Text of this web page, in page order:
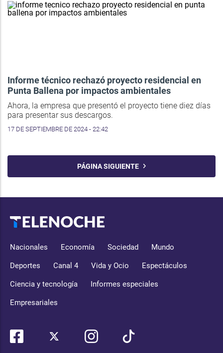
Informe técnico rechazó proyecto residencial en
Punta Ballena por impactos ambientales
Ahora, la empresa que presentó el proyecto tiene diez días
para presentar sus descargos.
17 DE SEPTIEMBRE DE 2024 - 22:42
PÁGINA SIGUIENTE
Nacionales Economía Sociedad Mundo
Deportes Canal 4 Vida y Ocio Espectáculos
Ciencia y tecnología Informes especiales
Empresariales